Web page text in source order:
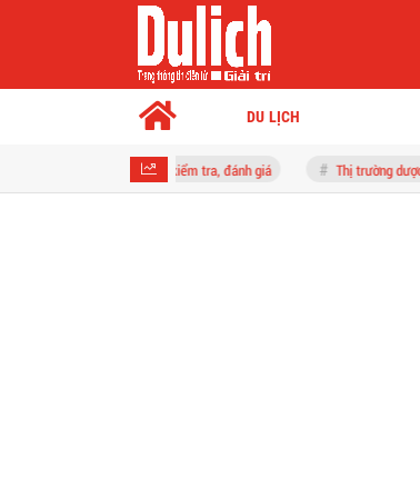
DU LỊCH
mới dạy học, kiểm tra, đánh giá Thị trường dược phẩm đạt 7